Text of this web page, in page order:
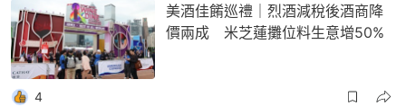
美酒佳餚巡禮｜烈酒減稅後酒商降
價兩成 米芝蓮攤位料生意增50%
4